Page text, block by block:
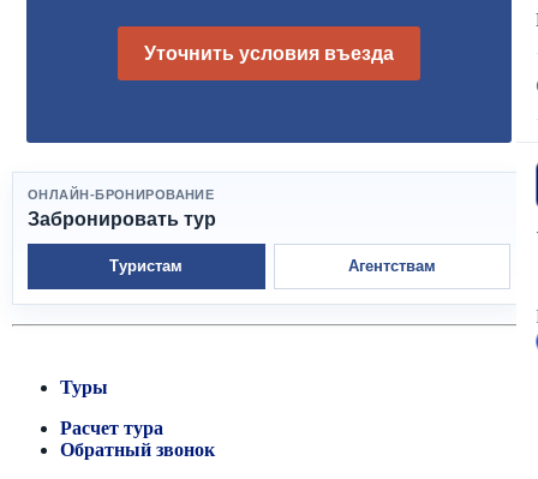
Уточнить условия въезда
ОНЛАЙН-БРОНИРОВАНИЕ
Забронировать тур
Туристам Агентствам
Туры
Расчет тура
Обратный звонок